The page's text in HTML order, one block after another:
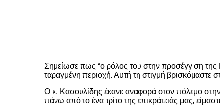
Σημείωσε πως “ο ρόλος του στην προσέγγιση
ταραγμένη περιοχή. Αυτή τη στιγμή βρισκόμαστε
Ο κ. Κασουλίδης έκανε αναφορά στον πόλεμο στην
πάνω από το ένα τρίτο της επικράτειάς μας,